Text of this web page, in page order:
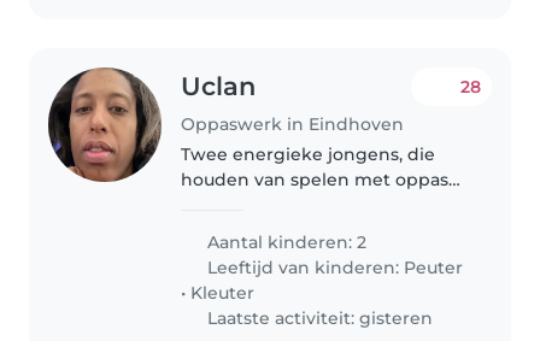
Uclan
Oppaswerk in Eindhoven
28
Twee energieke jongens, die
houden van spelen met oppas
jongste vaak in zijn eigen
wereldje is in verband met
ontwikkelingsachterstand met
autistische..
Aantal kinderen: 2
Leeftijd van kinderen: Peuter
• Kleuter
Laatste activiteit: gisteren